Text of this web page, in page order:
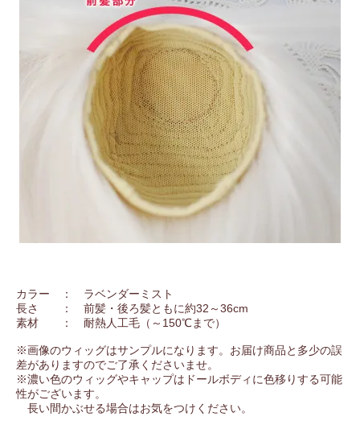
カラー ： ラベンダーミスト
長さ ： 前髪・後ろ髪ともに約32～36cm
素材 ： 耐熱人工毛（～150℃まで）
※画像のウィッグはサンプルになります。お届け商品と多少の誤
差がありますのでご了承くださいませ。
※濃い色のウィッグやキャップはドールボディに色移りする可能
性がございます。
長い間かぶせる場合はお気をつけください。